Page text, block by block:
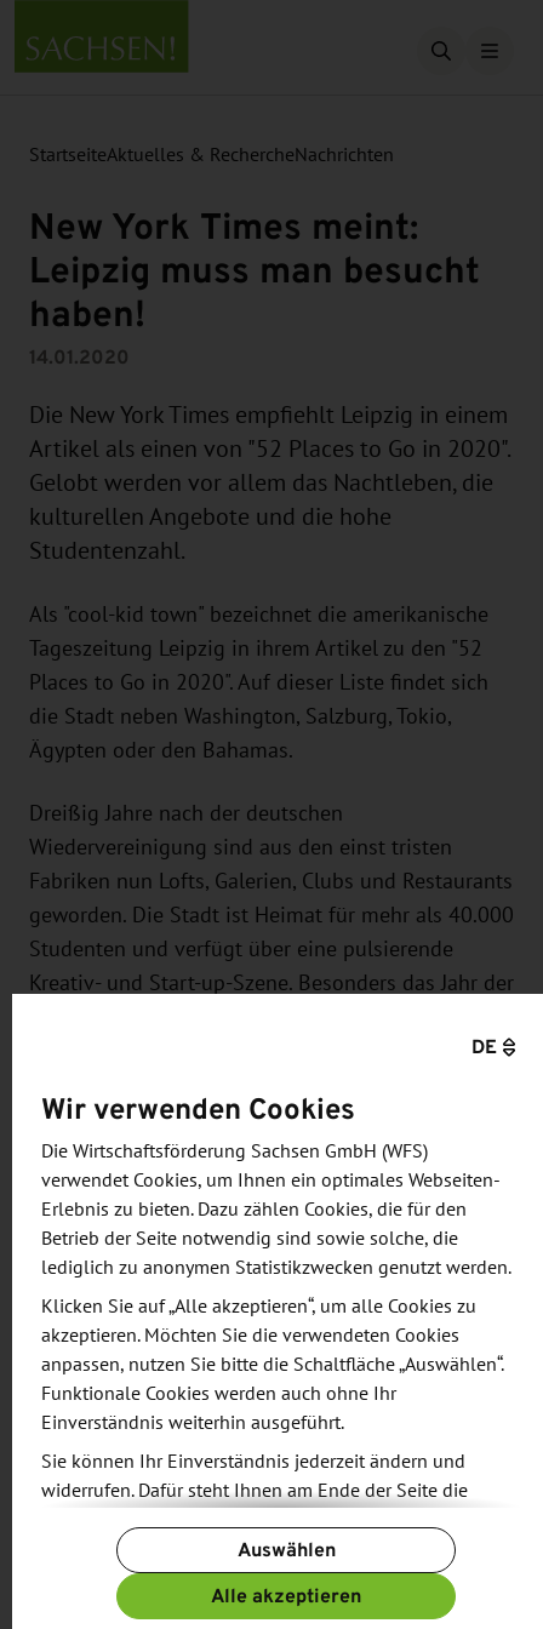
Suche
StartseiteAktuelles & RechercheNachrichten
New York Times meint:
Leipzig muss man besucht
haben!
14.01.2020
Die New York Times empfiehlt Leipzig in einem
Artikel als einen von "52 Places to Go in 2020".
Gelobt werden vor allem das Nachtleben, die
kulturellen Angebote und die hohe
Studentenzahl.
Als "cool-kid town" bezeichnet die amerikanische
Tageszeitung Leipzig in ihrem Artikel zu den "52
Places to Go in 2020". Auf dieser Liste findet sich
die Stadt neben Washington, Salzburg, Tokio,
Ägypten oder den Bahamas.
Dreißig Jahre nach der deutschen
Wiedervereinigung sind aus den einst tristen
Fabriken nun Lofts, Galerien, Clubs und Restaurants
geworden. Die Stadt ist Heimat für mehr als 40.000
Studenten und verfügt über eine pulsierende
Kreativ- und Start-up-Szene. Besonders das Jahr der
Autoren der New York Times hervor und verweisen
Führungen.
Leipzig hat sich zudem zu einem attraktiven
Wirtschaftsstandort entwickelt. Viele Global Player,
wie Amazon, Zalando, BMW und Porsche siedelten
sich aufgrund der zentralen Lage der Stadt und
ihrer attraktiven Rahmenbedingungen hier an.
VERWANDTE NACHRICHTEN
DE
Wir verwenden Cookies
Die Wirtschaftsförderung Sachsen GmbH (WFS)
verwendet Cookies, um Ihnen ein optimales Webseiten-
Erlebnis zu bieten. Dazu zählen Cookies, die für den
Betrieb der Seite notwendig sind sowie solche, die
lediglich zu anonymen Statistikzwecken genutzt werden.
Klicken Sie auf „Alle akzeptieren“, um alle Cookies zu
akzeptieren. Möchten Sie die verwendeten Cookies
anpassen, nutzen Sie bitte die Schaltfläche „Auswählen“.
Funktionale Cookies werden auch ohne Ihr
Einverständnis weiterhin ausgeführt.
Sie können Ihr Einverständnis jederzeit ändern und
widerrufen. Dafür steht Ihnen am Ende der Seite die
Verfügung.
Weitere Informationen finden Sie in unseren
Datenschutzbestimmungenund ergänzend in unserem
Auswählen
Alle akzeptieren